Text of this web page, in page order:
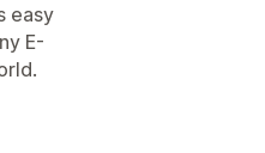
easy
E-